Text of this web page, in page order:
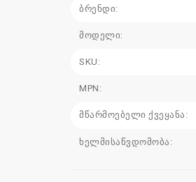
ბრენდი:
მოდელი:
SKU:
MPN:
მწარმოებელი ქვეყანა:
ხელმისაწვდომობა: